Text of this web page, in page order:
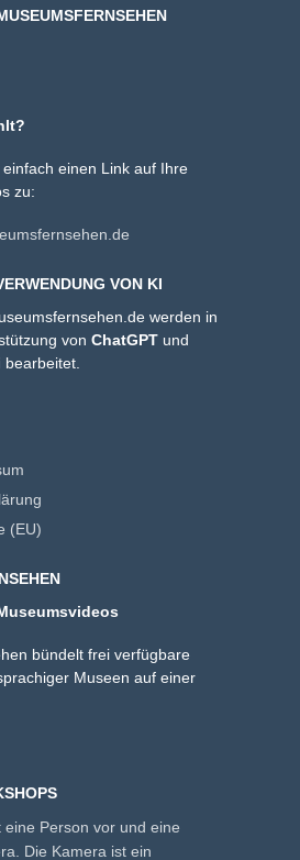
einen Link auf Ihre
zu:
VON KI
werden in
von ChatGPT und
bearbeitet.
(EU)
bündelt frei verfügbare
Museen auf einer